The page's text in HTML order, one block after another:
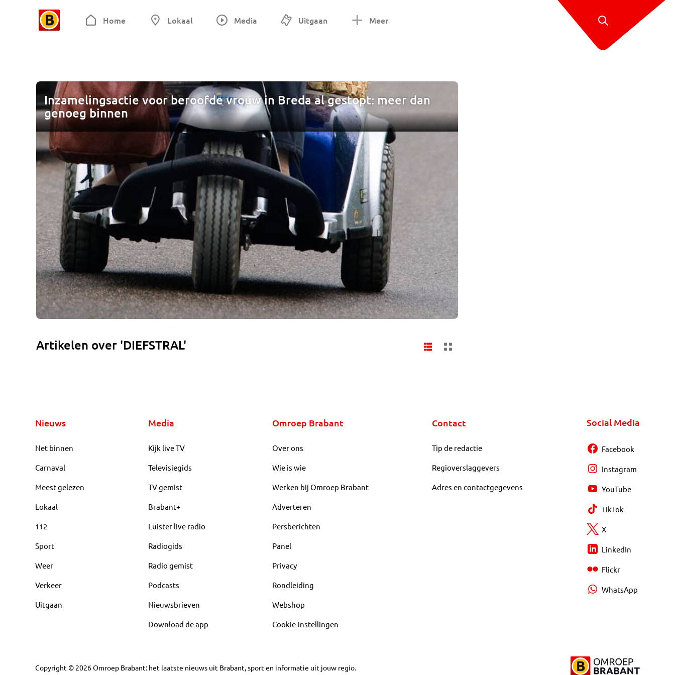
Home Lokaal Media Uitgaan Meer
Inzamelingsactie voor beroofde vrouw in Breda al gestopt: meer dan
genoeg binnen
Artikelen over 'DIEFSTRAL'
Nieuws
Net binnen
Carnaval
Meest gelezen
Lokaal
112
Sport
Weer
Verkeer
Uitgaan
Media
Kijk live TV
Televisiegids
TV gemist
Brabant+
Luister live radio
Radiogids
Radio gemist
Podcasts
Nieuwsbrieven
Download de app
Omroep Brabant
Over ons
Wie is wie
Werken bij Omroep Brabant
Adverteren
Persberichten
Panel
Privacy
Rondleiding
Webshop
Cookie-instellingen
Contact
Tip de redactie
Regioverslaggevers
Adres en contactgegevens
Social Media
Facebook
Instagram
YouTube
TikTok
X
LinkedIn
Flickr
WhatsApp
Copyright © 2026Omroep Brabant: het laatste nieuws uit Brabant, sport en informatie uit jouw regio.